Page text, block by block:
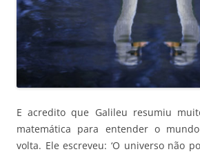
E acredito que Galileu resumiu
matemática para entender o
volta. Ele escreveu: ‘O universo não